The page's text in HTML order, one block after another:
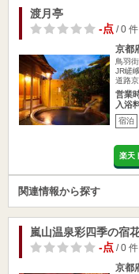
渡月亭
-点/ 0 件
京都
鳥羽
JR嵯
道路
営業
入浴
宿泊
楽天
関連情報から探す
嵐山温泉彩四季の宿
-点/ 0 件
京都